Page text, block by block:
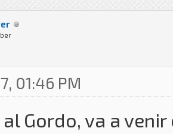
01:46 PM
Gordo, va a